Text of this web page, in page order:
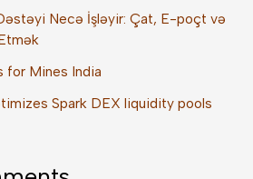
Necə İşləyir: Çat, E-poçt və
for Mines India
Spark DEX liquidity pools